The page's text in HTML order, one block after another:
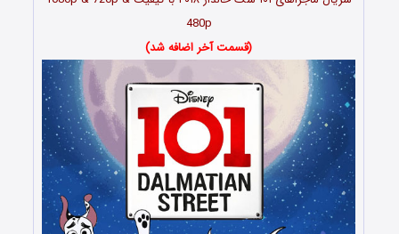
480p
(قسمت آخر اضافه شد)